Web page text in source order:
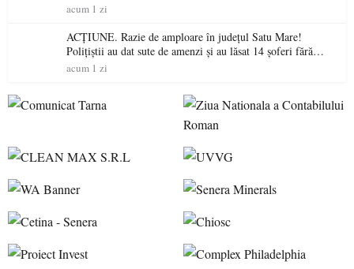
acum 1 zi
ACȚIUNE. Razie de amploare în județul Satu Mare!
Polițiștii au dat sute de amenzi și au lăsat 14 șoferi fără
permis într-o singură zi
acum 1 zi